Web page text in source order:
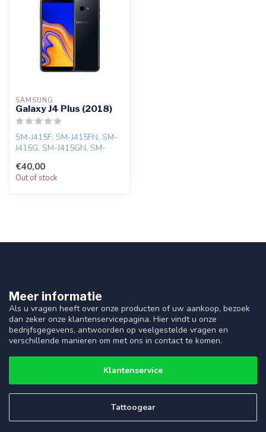
SAMSUNG
Galaxy J4 Plus (2018)
SM-J415F, SM-J415FN, SM-
J415G, SM-J415GN, SM-
€40,00
Out of stock
Meer informatie
Als u vragen heeft over onze producten of uw aankoop, bezoek
dan zeker onze klantenservicepagina. Hier vindt u onze
bedrijfsgegevens, antwoorden op veelgestelde vragen en
verschillende manieren om met ons in contact te komen.
Klantenservice
Tattoogear